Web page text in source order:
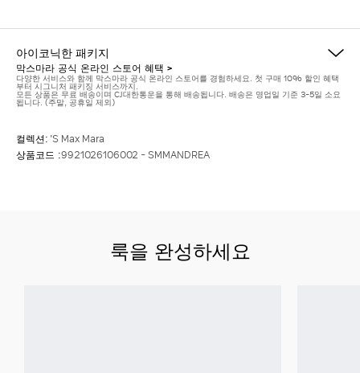
아이코닉한 패키지
막스마라 공식 온라인 스토어 혜택 >
다양한 서비스와 함께 막스마라 공식 온라인 스토어를 경험하세요. 첫 구매 10% 할인 혜택
부터 시그니처 패키징 서비스까지.
모든 상품은 무료 배송이며 CJ대한통운을 통해 배송됩니다. 배송은 영업일 기준 3-5일 소요
됩니다. (주말, 공휴일 제외)
컬렉션: 'S Max Mara
상품코드 :9921026106002 - SMMANDREA
룩을 완성하세요